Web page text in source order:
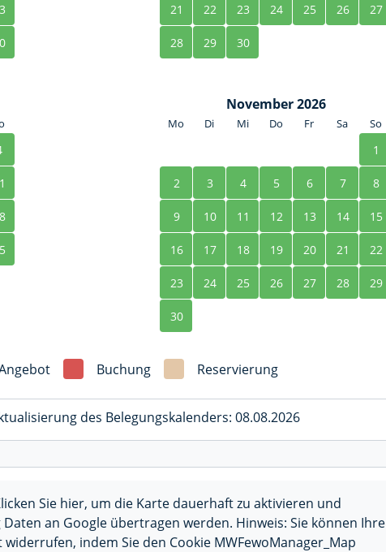
21 22 23 24 25 26 27
28 29 30
November 2026
Mo Di Mi Do Fr Sa So
1
2 3 4 5 6 7 8
9 10 11 12 13 14 15
16 17 18 19 20 21 22
23 24 25 26 27 28 29
30
Buchung Reservierung
des Belegungskalenders: 08.08.2026
Sie hier, um die Karte dauerhaft zu aktivieren und
an Google übertragen werden. Hinweis: Sie können Ihre
indem Sie den Cookie MWFewoManager_Map